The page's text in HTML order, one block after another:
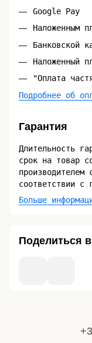
Google Pay
Наложенным
Банковской
Наложенный
"Оплата
Подробнее об
Гарантия
Длительность
срок на товар
производителем
соответствии с
Больше
Поделиться